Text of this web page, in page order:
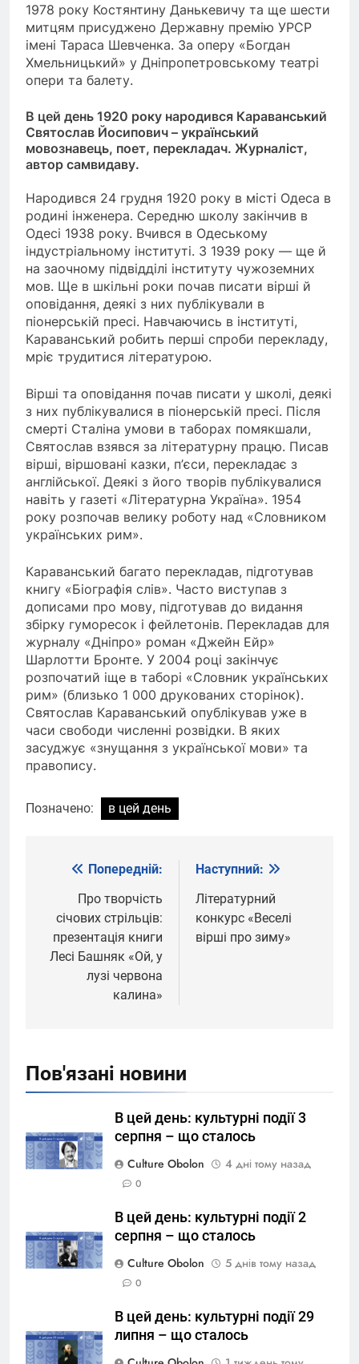
1978 року Костянтину Данькевичу та ще шести
митцям присуджено Державну премію УРСР
імені Тараса Шевченка. За оперу «Богдан
Хмельницький» у Дніпропетровському театрі
опери та балету.
В цей день 1920 року народився Караванський
Святослав Йосипович – український
мовознавець, поет, перекладач. Журналіст,
автор самвидаву.
Народився 24 грудня 1920 року в місті Одеса в
родині інженера. Середню школу закінчив в
Одесі 1938 року. Вчився в Одеському
індустріальному інституті. З 1939 року — ще й
на заочному підвідділі інституту чужоземних
мов. Ще в шкільні роки почав писати вірші й
оповідання, деякі з них публікували в
піонерській пресі. Навчаючись в інституті,
Караванський робить перші спроби перекладу,
мріє трудитися літературою.
Вірші та оповідання почав писати у школі, деякі
з них публікувалися в піонерській пресі. Після
смерті Сталіна умови в таборах помякшали,
Святослав взявся за літературну працю. Писав
вірші, віршовані казки, п’єси, перекладає з
англійської. Деякі з його творів публікувалися
навіть у газеті «Літературна Україна». 1954
року розпочав велику роботу над «Словником
українських рим».
Караванський багато перекладав, підготував
книгу «Біографія слів». Часто виступав з
дописами про мову, підготував до видання
збірку гуморесок і фейлетонів. Перекладав для
журналу «Дніпро» роман «Джейн Ейр»
Шарлотти Бронте. У 2004 році закінчує
розпочатий іще в таборі «Словник українських
рим» (близько 1 000 друкованих сторінок).
Святослав Караванський опублікував уже в
часи свободи численні розвідки. В яких
засуджує «знущання з української мови» та
правопису.
Позначено: в цей день
Навігація
записів
Попередній:
Про творчість
січових стрільців:
презентація книги
Лесі Башняк «Ой, у
лузі червона
калина»
Наступний:
Літературний
конкурс «Веселі
вірші про зиму»
Пов'язані новини
В цей день: культурні події 3
серпня – що сталось
Culture Obolon
4 дні тому назад
0
В цей день: культурні події 2
серпня – що сталось
Culture Obolon
5 днів тому назад
0
В цей день: культурні події 29
липня – що сталось